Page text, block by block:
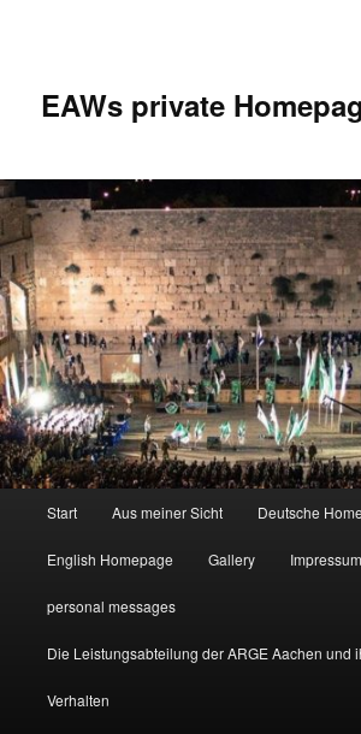
EAWs private
Start Aus meiner Sicht Deutsche
English Homepage Gallery Impressum
personal messages
Die Leistungsabteilung der ARGE Aachen und
Verhalten